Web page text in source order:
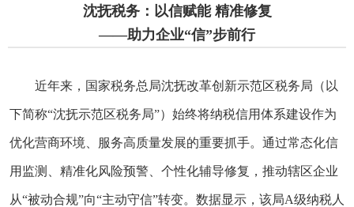
沈抚税务：以信赋能 精准修复
——助力企业“信”步前行
近年来，国家税务总局沈抚改革创新示范区税务局（以
下简称“沈抚示范区税务局”）始终将纳税信用体系建设作为
优化营商环境、服务高质量发展的重要抓手。通过常态化信
用监测、精准化风险预警、个性化辅导修复，推动辖区企业
从“被动合规”向“主动守信”转变。数据显示，该局A级纳税人